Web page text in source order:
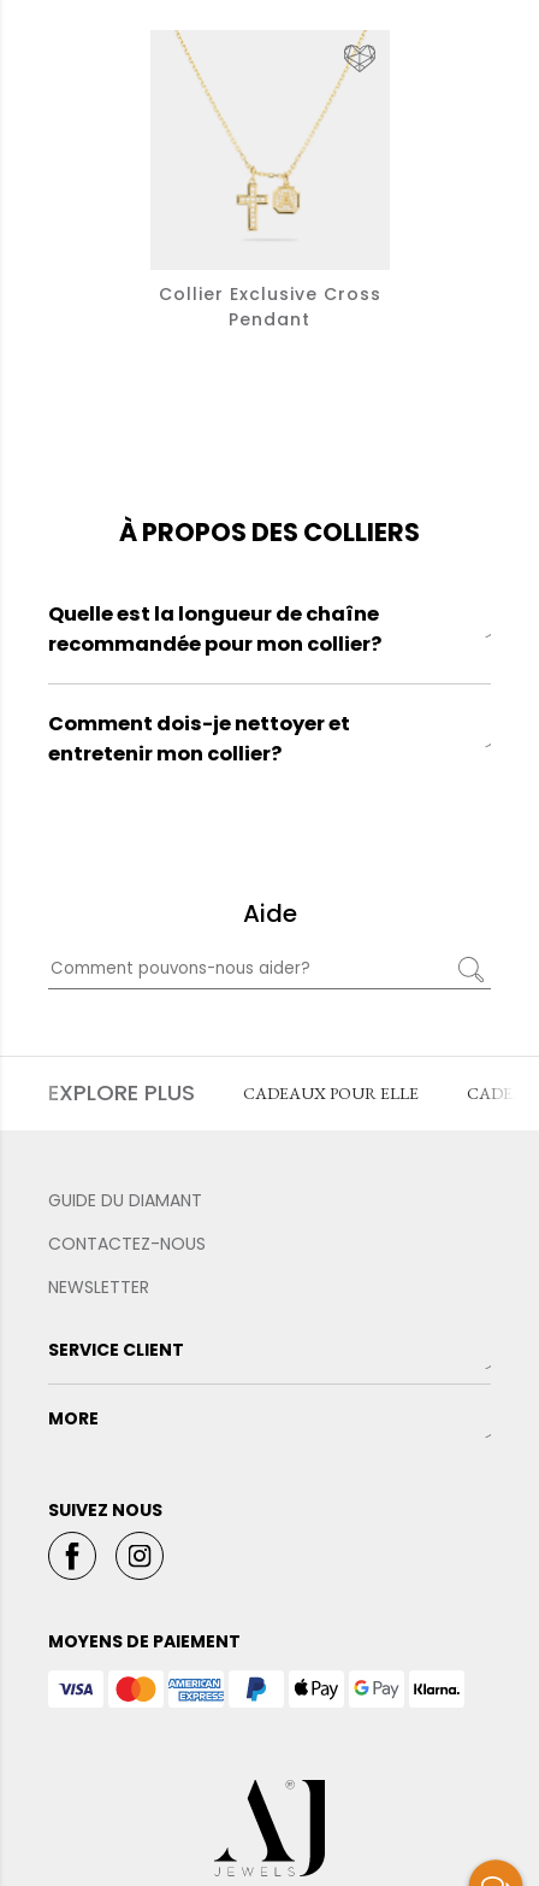
Collier Exclusive Cross
Pendant
À PROPOS DES COLLIERS
Quelle est la longueur de chaîne
recommandée pour mon collier?
Comment dois-je nettoyer et
entretenir mon collier?
Aide
EXPLORE PLUS CADEAUX POUR ELLE
GUIDE DU DIAMANT
CONTACTEZ-NOUS
NEWSLETTER
SERVICE CLIENT
MORE
SUIVEZ NOUS
MOYENS DE PAIEMENT